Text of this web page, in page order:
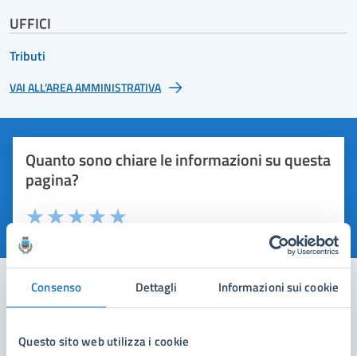
Consenso Dettagli Informazioni sui cookie
Questo sito web utilizza i cookie
UFFICI
Tributi
VAI ALL’AREA AMMINISTRATIVA
Quanto sono chiare le informazioni su questa
pagina?
Valuta 1 stelle su 5